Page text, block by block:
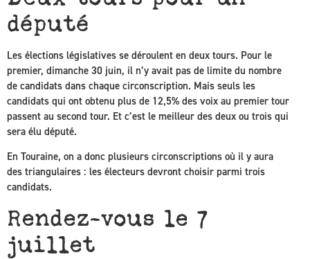
député
Les élections législatives se déroulent en deux tours. Pour le
premier, dimanche 30 juin, il n’y avait pas de limite du nombre
de candidats dans chaque circonscription. Mais seuls les
candidats qui ont obtenu plus de 12,5% des voix au premier tour
passent au second tour. Et c’est le meilleur des deux ou trois qui
sera élu député.
En Touraine, on a donc plusieurs circonscriptions où il y aura
des triangulaires : les électeurs devront choisir parmi trois
candidats.
Rendez-vous le 7
juillet